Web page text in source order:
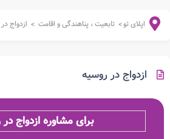
اپلای تو> تابعیت ، پناهندگی و اقامت > ازدواج
ازدواج در روسیه
برای مشاوره ازدواج